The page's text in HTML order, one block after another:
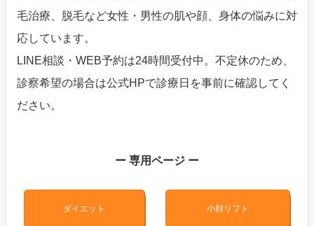
毛治療、脱毛など女性・男性の肌や顔、身体の悩みに対
応しています。
LINE相談・WEB予約は24時間受付中。不定休のため、
診察希望の場合は公式HPで診療日を事前に確認してく
ださい。
ー 専用ページ ー
ダイエット 小顔リフト